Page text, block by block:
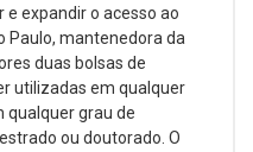
expandir o acesso ao
Paulo, mantenedora da
duas bolsas de
utilizadas em qualquer
qualquer grau de
ou doutorado. O